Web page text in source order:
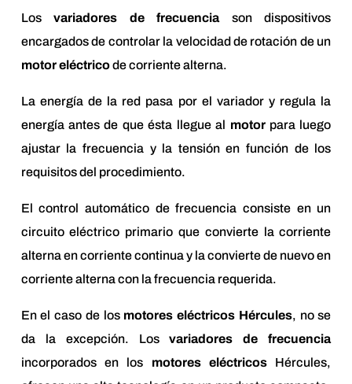
Losvariadores de frecuenciason dispositivos
encargados de controlar la velocidad de rotación de un
motor eléctricode corriente alterna.
La energía de la red pasa por el variador y regula la
energía antes de que ésta llegue al motorpara luego
ajustar la frecuencia y la tensión en función de los
requisitos del procedimiento.
El control automático de frecuencia consiste en un
circuito eléctrico primario que convierte la corriente
alterna en corriente continua y la convierte de nuevo en
corriente alterna con la frecuencia requerida.
En el caso de los motores eléctricos Hércules, no se
da la excepción. Losvariadores de frecuencia
incorporados en los motores eléctricos Hércules,